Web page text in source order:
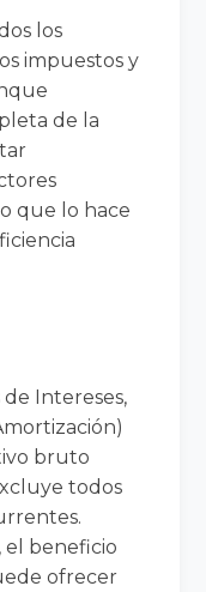
los
impuestos y
de la
que lo hace
de Intereses,
bruto
todos
beneficio
ofrecer